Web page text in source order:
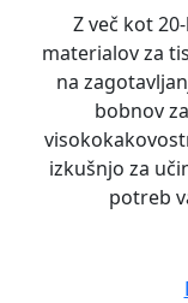
Z več kot
materialov za
na
bobnov
izkušnjo za
potreb